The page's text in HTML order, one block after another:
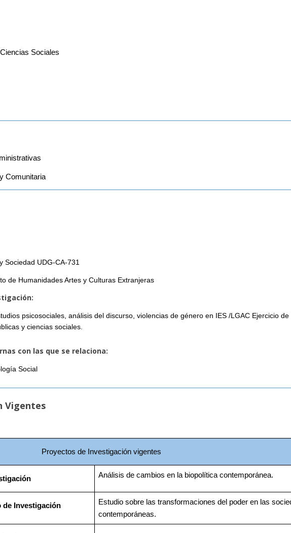
Sociales
Comunitaria
Sociedad UDG-CA-731
de Humanidades Artes y Culturas Extranjeras
psicosociales, análisis del discurso, violencias de género en IES /LGAC Ejercicio de
y ciencias sociales.
con las que se relaciona:
Social
Vigentes
Proyectos de Investigación vigentes
Análisis de cambios en la biopolítica contemporánea.
de Investigación
Estudio sobre las transformaciones del poder en las
contemporáneas.